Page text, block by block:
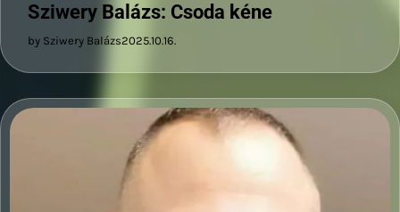
Sziwery Balázs: Csoda kéne
by Sziwery Balázs2025.10.16.